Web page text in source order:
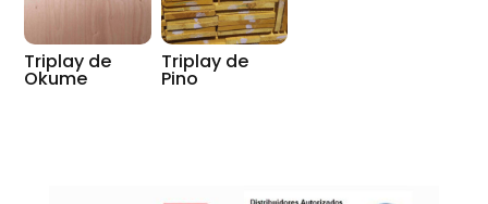
Triplay de
Okume
Triplay de
Pino